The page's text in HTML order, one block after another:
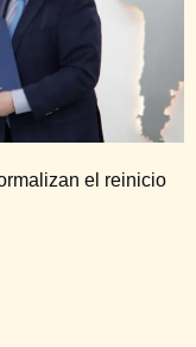
el reinicio